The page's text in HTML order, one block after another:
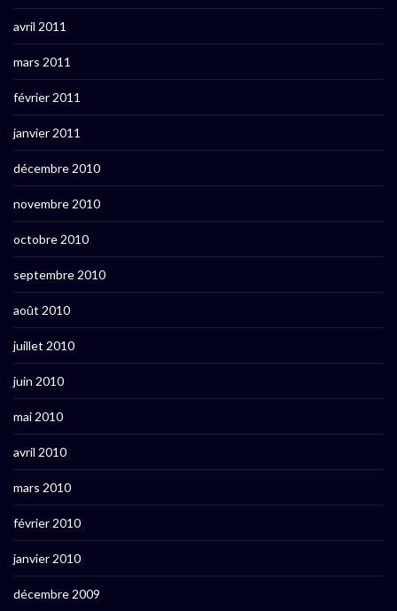
avril 2011
mars 2011
février 2011
janvier 2011
décembre 2010
novembre 2010
octobre 2010
septembre 2010
août 2010
juillet 2010
juin 2010
mai 2010
avril 2010
mars 2010
février 2010
janvier 2010
décembre 2009